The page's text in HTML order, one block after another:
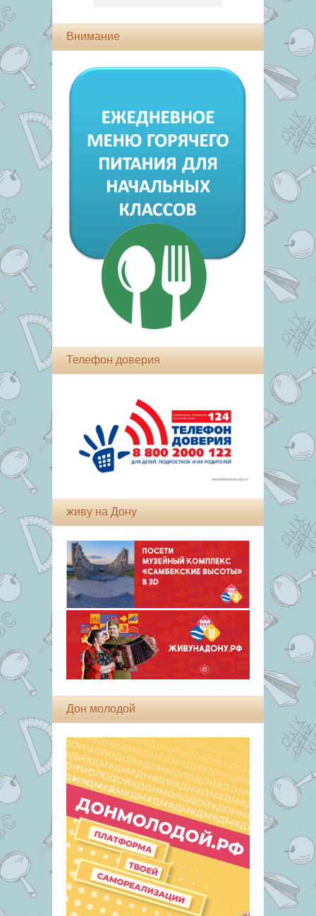
Внимание
Телефон доверия
живу на Дону
Дон молодой